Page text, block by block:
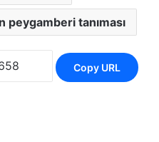
peygamberi tanıması
Copy URL